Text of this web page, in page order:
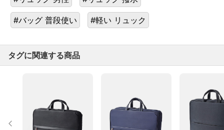
#バッグ 普段使い #軽い リュック
タグに関連する商品